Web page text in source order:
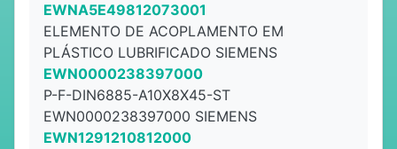
EWNA5E49812073001
ELEMENTO DE ACOPLAMENTO EM
PLÁSTICO LUBRIFICADO SIEMENS
EWN0000238397000
P-F-DIN6885-A10X8X45-ST
EWN0000238397000 SIEMENS
EWN1291210812000